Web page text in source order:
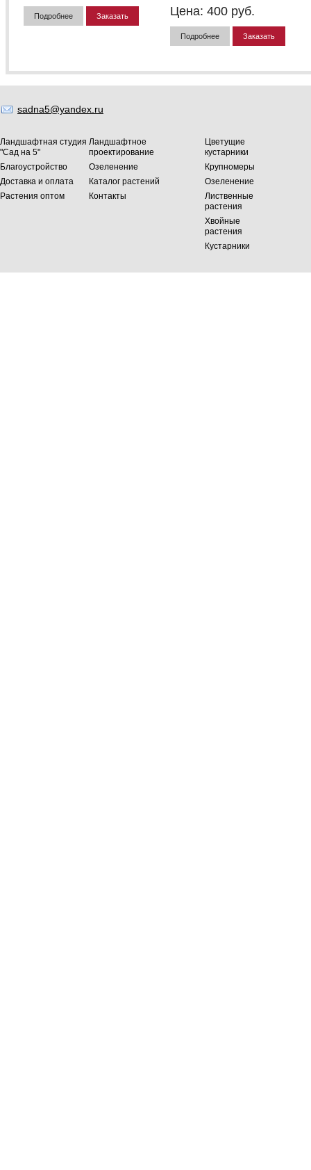
Подробнее Заказать Цена: 400 руб.
Подробнее Заказать
sadna5@yandex.ru
Ландшафтная студия
"Сад на 5"
Ландшафтное
проектирование
Благоустройство
Озеленение
Доставка и оплата
Каталог растений
Растения оптом
Контакты
Цветущие
кустарники
Крупномеры
Озеленение
Лиственные
растения
Хвойные
растения
Кустарники